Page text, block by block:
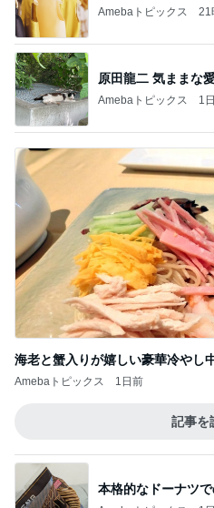
Amebaトピックス 21
原田龍二 気ままな
Amebaトピックス 1
海老と蟹入りが嬉しい豪華冷やし
Amebaトピックス 1日前
記事を
本格的なドーナツ